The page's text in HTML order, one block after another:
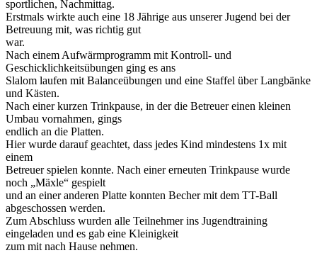
sportlichen, Nachmittag.
Erstmals wirkte auch eine 18 Jährige aus unserer Jugend bei der
Betreuung mit, was richtig gut
war.
Nach einem Aufwärmprogramm mit Kontroll- und
Geschicklichkeitsübungen ging es ans
Slalom laufen mit Balanceübungen und eine Staffel über Langbänke
und Kästen.
Nach einer kurzen Trinkpause, in der die Betreuer einen kleinen
Umbau vornahmen, gings
endlich an die Platten.
Hier wurde darauf geachtet, dass jedes Kind mindestens 1x mit
einem
Betreuer spielen konnte. Nach einer erneuten Trinkpause wurde
noch „Mäxle“ gespielt
und an einer anderen Platte konnten Becher mit dem TT-Ball
abgeschossen werden.
Zum Abschluss wurden alle Teilnehmer ins Jugendtraining
eingeladen und es gab eine Kleinigkeit
zum mit nach Hause nehmen.